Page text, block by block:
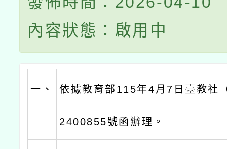
內容狀態：啟用中
一、 依據教育部115年4月7日臺教社
2400855號函辦理。